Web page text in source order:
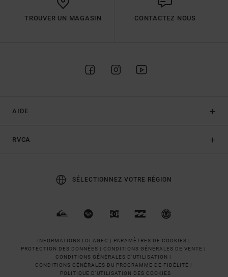
TROUVER UN MAGASIN CONTACTEZ NOUS
AIDE
RVCA
SÉLECTIONNEZ VOTRE RÉGION
INFORMATIONS LOI AGEC | PARAMÈTRES DE COOKIES |
PROTECTION DES DONNÉES | CONDITIONS GÉNÉRALES DE VENTE |
CONDITIONS GÉNÉRALES D'UTILISATION |
CONDITIONS GÉNÉRALES DU PROGRAMME DE FIDÉLITÉ |
POLITIQUE D'UTILISATION DES COOKIES